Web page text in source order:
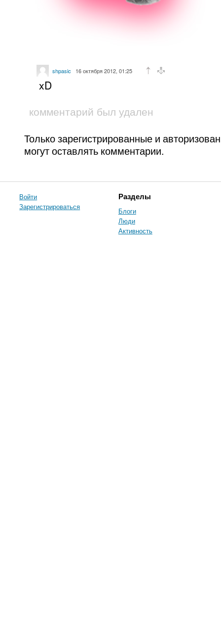
shpasic 16 октября 2012, 01:25
xD
комментарий был удален
Только зарегистрированные и
могут оставлять комментарии.
Войти
Зарегистрироваться
Разделы
Блоги
Люди
Активность